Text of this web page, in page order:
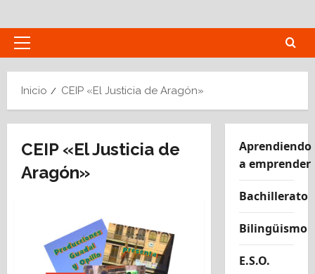
al
contenido
Menú
Inicio
CEIP «El Justicia de Aragón»
CEIP «El Justicia de
Aragón»
Aprendiendo
a emprender
Bachillerato
Bilingüismo
E.S.O.